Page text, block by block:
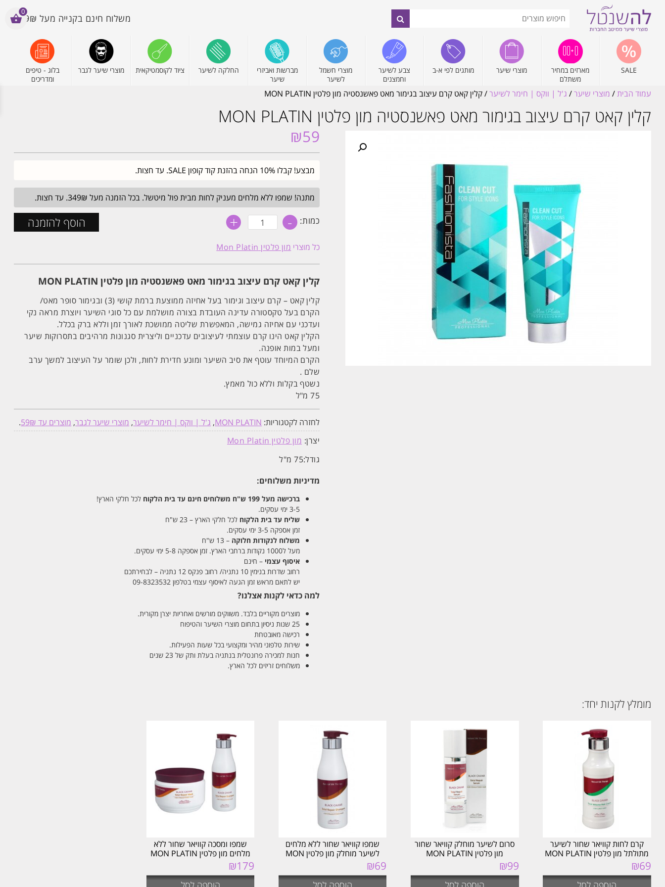
משלוח חינם בקנייה מעל 199₪
SALE
מארזים במחיר
משתלם
מוצרי שיער מותגים לפי א-ב
צבע לשיער
וחמצנים
מוצרי חשמל
לשיער
מברשות ואביזרי
שיער
החלקה לשיער ציוד לקוסמטיקאית מוצרי שיער לגבר
בלוג - טיפים
ומדריכים
עמוד הבית/ מוצרי שיער/ ג'ל | ווקס | חימר לשיער/ קלין קאט קרם עיצוב בגימור מאט פאשנסטיה מון פלטין MON PLATIN
קלין קאט קרם עיצוב בגימור מאט פאשנסטיה מון פלטין MON PLATIN
₪59
מבצע! קבלו 10% הנחה בהזנת קוד קופון SALE. עד חצות.
מתנה! שמפו ללא מלחים מעניק לחות מבית פול מיטשל. בכל הזמנה מעל 349₪. עד חצות.
כמות: - כמות
של
קאט
קרם
בגימור
פאשנסטיה
מון
פלטין
MON
PLATIN
+ הוסף להזמנה
כל מוצרי מון פלטין Mon Platin
קלין קאט קרם עיצוב בגימור מאט פאשנסטיה מון פלטין MON PLATIN
קלין קאט – קרם עיצוב וגימור בעל אחיזה ממוצעת ברמת קושי (3) ובגימור סופר מאט/
הקרם בעל טקסטורה עדינה העובדת בצורה מושלמת עם כל סוגי השיער ויוצרת מראה נקי
ועדכני עם אחיזה גמישה, המאפשרת שליטה ממושכת לאורך זמן וללא ברק בכלל.
הקלין קאט הינו קרם עוצמתי לעיצובים עדכניים וליצרית סגנונות מרהיבים בתסרוקות שיער
ומעל במות אופנה.
הקרם המיוחד עוטף את סיב השיער ומונע חדירת לחות, ולכן שומר על העיצוב למשך ערב
שלם .
נשטף בקלות וללא כול מאמץ.
75 מ"ל
לחזרה לקטגוריות: MON PLATIN
, ג'ל | ווקס | חימר לשיער, מוצרי שיער לגבר, מוצרים עד 59₪
.
יצרן: מון פלטין Mon Platin
גודל:75 מ"ל
מדיניות משלוחים:
ברכישה מעל 199 ש"ח משלוחים חינם עד בית הלקוח לכל חלקי הארץ!
3-5 ימי עסקים.
שליח עד בית הלקוח לכל חלקי הארץ – 23 ש"ח
זמן אספקה 3-5 ימי עסקים.
משלוח לנקודות חלוקה – 13 ש"ח
מעל ל1000 נקודות ברחבי הארץ. זמן אספקה 5-8 ימי עסקים.
איסוף עצמי – חינם
רחוב שדרות בנימין 10 נתניה/ רחוב פנקס 12 נתניה – לבחירתכם
יש לתאם מראש זמן הגעה לאיסוף עצמי בטלפון 09-8323532
למה כדאי לקנות אצלנו?
מוצרים מקוריים בלבד. משווקים מורשים ואחריות יצרן מקורית.
25 שנות ניסיון בתחום מוצרי השיער והטיפוח
רכישה מאובטחת
שירות טלפוני מהיר ומקצועי בכל שעות הפעילות.
חנות למכירה פרונטלית בנתניה בעלת ותק של 23 שנים
משלוחים זריזים לכל הארץ.
מומלץ לקנות יחד:
קרם לחות קוויאר שחור לשיער
מתולתל מון פלטין MON PLATIN
₪69
סרום לשיער מוחלק קוויאר שחור
מון פלטין MON PLATIN
₪99
שמפו קוויאר שחור ללא מלחים
לשיער מוחלק מון פלטין MON
₪69
שמפו ומסכה קוויאר שחור ללא
מלחים מון פלטין MON PLATIN
₪179
0